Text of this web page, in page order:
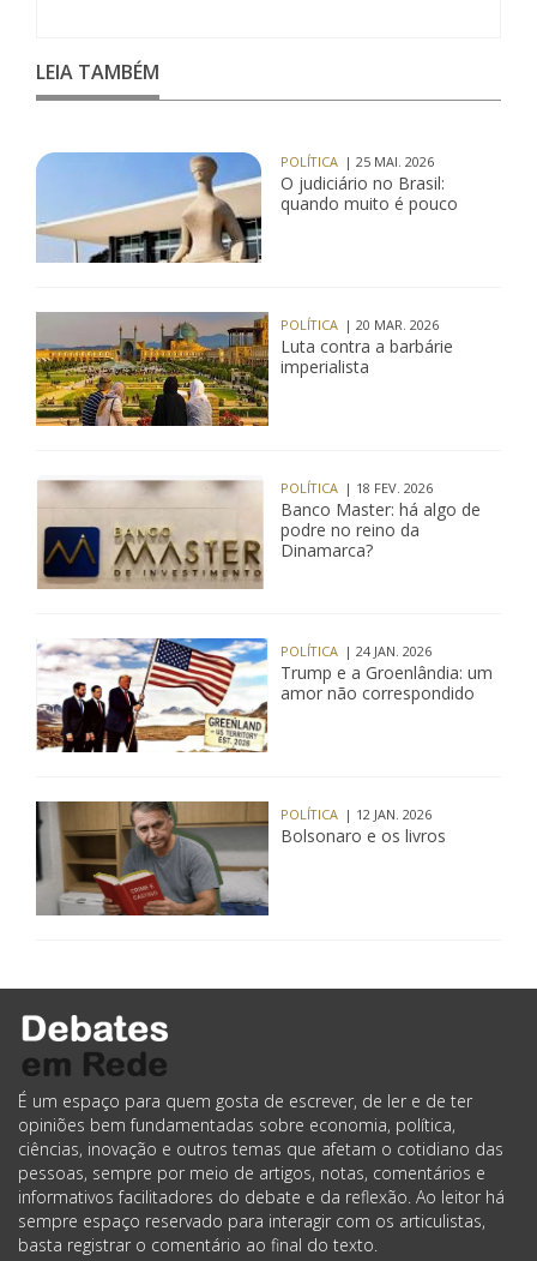
LEIA TAMBÉM
POLÍTICA | 25 MAI. 2026
O judiciário no Brasil:
quando muito é pouco
POLÍTICA | 20 MAR. 2026
Luta contra a barbárie
imperialista
POLÍTICA | 18 FEV. 2026
Banco Master: há algo de
podre no reino da
Dinamarca?
POLÍTICA | 24 JAN. 2026
Trump e a Groenlândia: um
amor não correspondido
POLÍTICA | 12 JAN. 2026
Bolsonaro e os livros
É um espaço para quem gosta de escrever, de ler e de ter
opiniões bem fundamentadas sobre economia, política,
ciências, inovação e outros temas que afetam o cotidiano das
pessoas, sempre por meio de artigos, notas, comentários e
informativos facilitadores do debate e da reflexão. Ao leitor há
sempre espaço reservado para interagir com os articulistas,
basta registrar o comentário ao final do texto.